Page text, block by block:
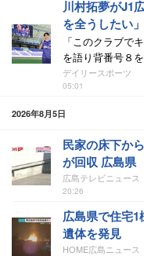
川村拓夢がJ1
を全うしたい
「このクラブで
を語り背番号８
デイリースポーツ
05:01
2026年8月5日
民家の床下か
が回収 広島県
広島テレビニュース
20:26
広島県で住宅
遺体を発見
HOME広島ニュース